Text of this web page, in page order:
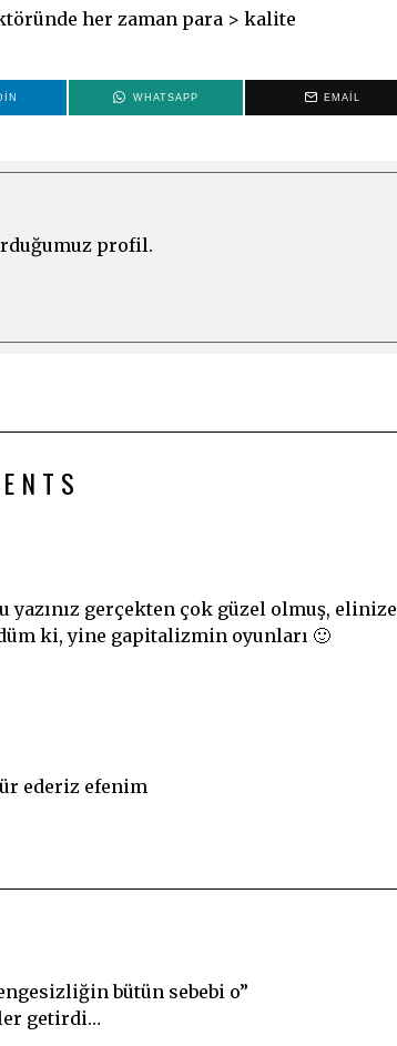
her zaman para > kalite
WHATSAPP EMAIL
profil.
yazınız gerçekten çok güzel olmuş, elinize
ki, yine gapitalizmin oyunları 🙂
ederiz efenim
bütün sebebi o”
getirdi…